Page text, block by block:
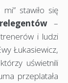
stawiło się
–
i ludzi
Łukasiewicz,
uświetnili
przeplatała